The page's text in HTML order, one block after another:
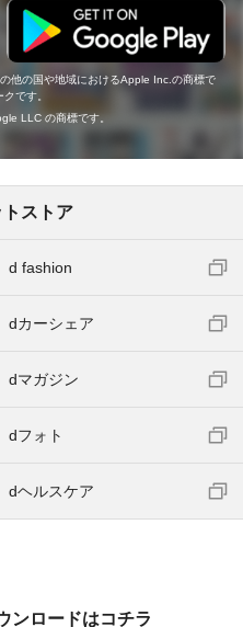
他の国や地域におけるApple Inc.の商標で
です。
LLC の商標です。
ストア
d fashion
dカーシェア
dマガジン
dフォト
dヘルスケア
ンロードはコチラ